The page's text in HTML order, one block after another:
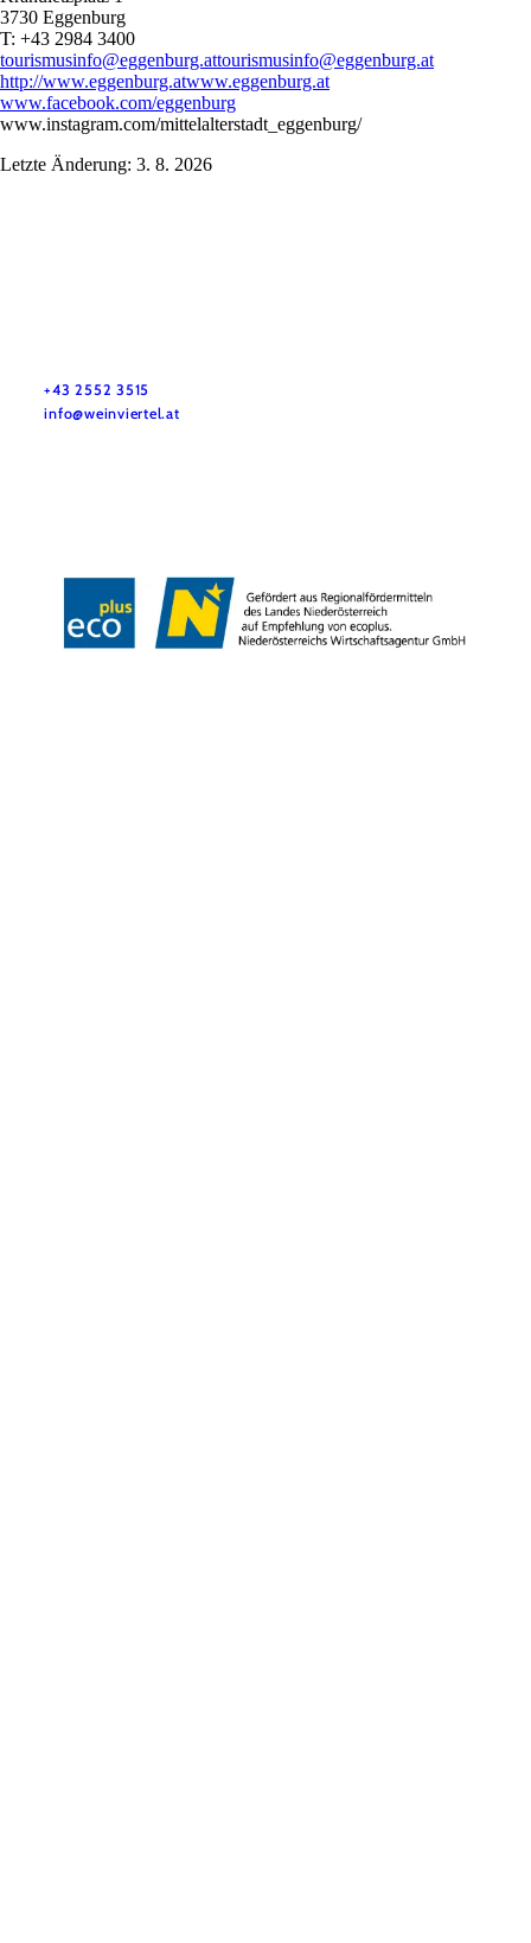
3730 Eggenburg
T: +43 2984 3400
tourismusinfo@eggenburg.attourismusinfo@eggenburg.at
http://www.eggenburg.atwww.eggenburg.at
www.facebook.com/eggenburg
www.instagram.com/mittelalterstadt_eggenburg/
Letzte Änderung: 3. 8. 2026
+43 2552 3515
info@weinviertel.at